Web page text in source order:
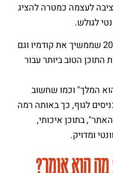
לעצמה כמטרה להציג
לגולש.
כעת, מגיע עדכון דצמבר 2020 שממשיך את קודמיו וגם
הטוב ביותר עבור
המלך" וכמו שחשוב
לגוף, כך באותה רמה
בתוכן איכותי,
ומדויק.